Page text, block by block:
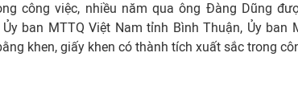
công việc, nhiều năm qua ông Đàng Dũng
ban MTTQ Việt Nam tỉnh Bình Thuận, Ủy ban
khen, giấy khen có thành tích xuất sắc trong